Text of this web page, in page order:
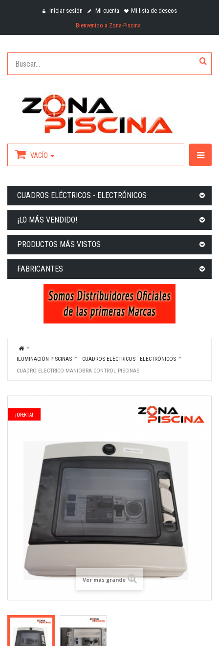
Iniciar sesión Mi cuenta
Mi lista de deseos
Bienvenido a Zona-Piscina
VACÍO
CUADROS ELÉCTRICOS - ELECTRÓNICOS
¡LO MÁS VENDIDO!
PRODUCTOS MÁS VISTOS
FABRICANTES
ILUMINACIÓN PISCINAS
CUADROS ELÉCTRICOS - ELECTRÓNICOS
CUADRO ELECTRICO MANIOBRA CONTROL PISCINAS
¡OFERTA!
Ver más grande